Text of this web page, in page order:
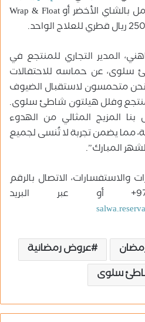
في ذلك تقشير الجسم الكامل بالشاي الأخضر أو Wrap & Float
المدير التجاري للمنتجع في
سلوى، عن حماسه للاحتفالات
متحمسون لاستقبال الضيوف
وفلل هيلتون شاطئ سلوى.
المزيج المثالي من الهدوء
مما يضمن تجربة لا تُنسى لجميع
المبارك”.
والاستفسارات، الاتصال بالرقم
6666 4423 974+ أو عبر البريد
عروض رمضانية
سلوى